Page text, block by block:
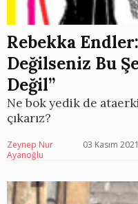
Rebekka
Değilseniz Bu
Değil”
Ne bok yedik de
çıkarız?
Zeynep Nur
Ayanoğlu
03 Kasım 2021